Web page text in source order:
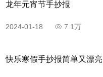
龙年元宵节手抄报
2024-01-18 7.1万
快乐寒假手抄报简单又漂亮